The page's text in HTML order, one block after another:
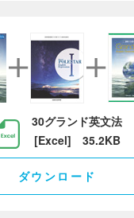
30グランド英文法
[Excel] 35.2KB
ダウンロード